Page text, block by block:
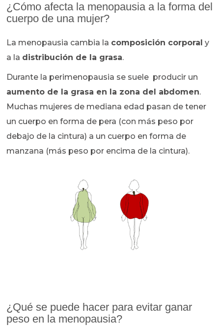
¿Cómo afecta la menopausia a la forma del
cuerpo de una mujer?
La menopausia cambia la composición corporal y
a la distribución de la grasa.
Durante la perimenopausia se suele producir un
aumento de la grasa en la zona del abdomen.
Muchas mujeres de mediana edad pasan de tener
un cuerpo en forma de pera (con más peso por
debajo de la cintura) a un cuerpo en forma de
manzana (más peso por encima de la cintura).
¿Qué se puede hacer para evitar ganar
peso en la menopausia?